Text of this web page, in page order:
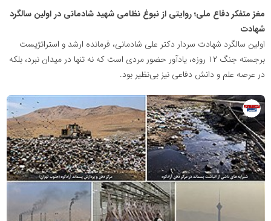
مغز متفکر دفاع ملی؛ روایتی از نبوغ نظامی شهید شادمانی در اولین سالگرد
شهادت
اولین سالگرد شهادت سردار دکتر علی شادمانی، فرمانده ارشد و استراتژیست
برجسته جنگ ۱۲ روزه، یادآور حضور مردی است که نه تنها در میدان نبرد، بلکه
در عرصه علم و دانش دفاعی نیز بی‌نظیر بود.
روابط
عمومی
خبرگزاری
گزارش
خبر